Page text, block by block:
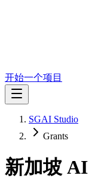
开始一个项目
SGAI Studio
Grants
新加坡